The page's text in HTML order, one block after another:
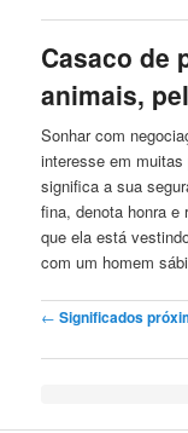
Casaco de
animais,
Sonhar com
interesse em
significa a sua
fina, denota honra e
que ela está
com um homem
Post navigation
← Significados